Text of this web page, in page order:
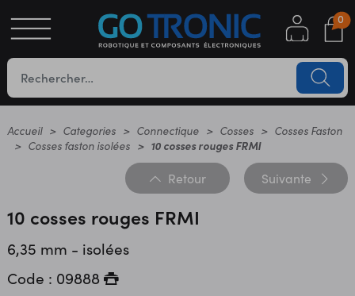
0
Accueil Categories Connectique Cosses
Cosses Faston
Cosses faston isolées
10 cosses rouges FRMI
Retour Suivante
10 cosses rouges FRMI
6,35 mm - isolées
Code : 09888